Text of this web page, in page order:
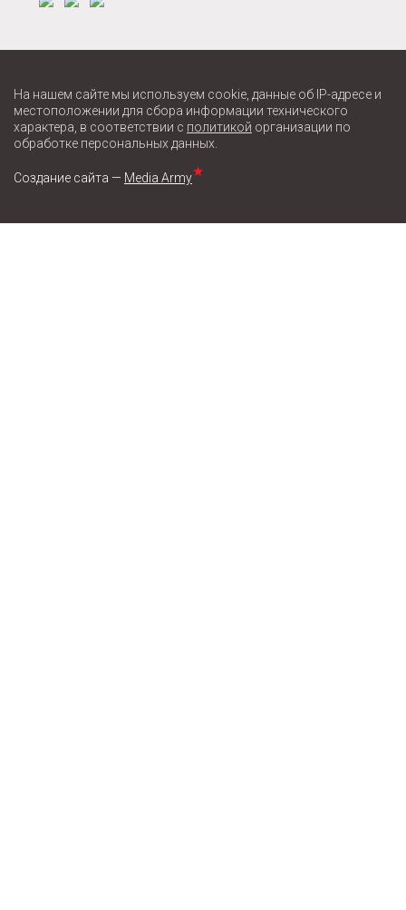
На нашем сайте мы используем cookie, данные об IP-адресе и
местоположении для сбора информации технического
характера, в соответствии с политикой организации по
обработке персональных данных.
Создание сайта — Media Army★